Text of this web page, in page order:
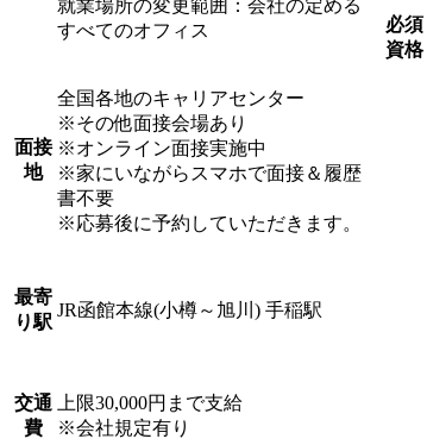
就業場所の変更範囲：会社の定める
すべてのオフィス
面接
地
全国各地のキャリアセンター
※その他面接会場あり
※オンライン面接実施中
※家にいながらスマホで面接＆履歴
書不要
※応募後に予約していただきます。
最寄
り駅
JR函館本線(小樽～旭川) 手稲駅
交通
費
上限30,000円まで支給
※会社規定有り
必須
資格